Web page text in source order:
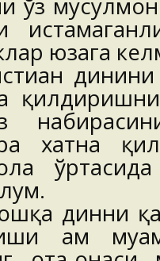
юзага
қилдиришни
хатна
динни
ҳам